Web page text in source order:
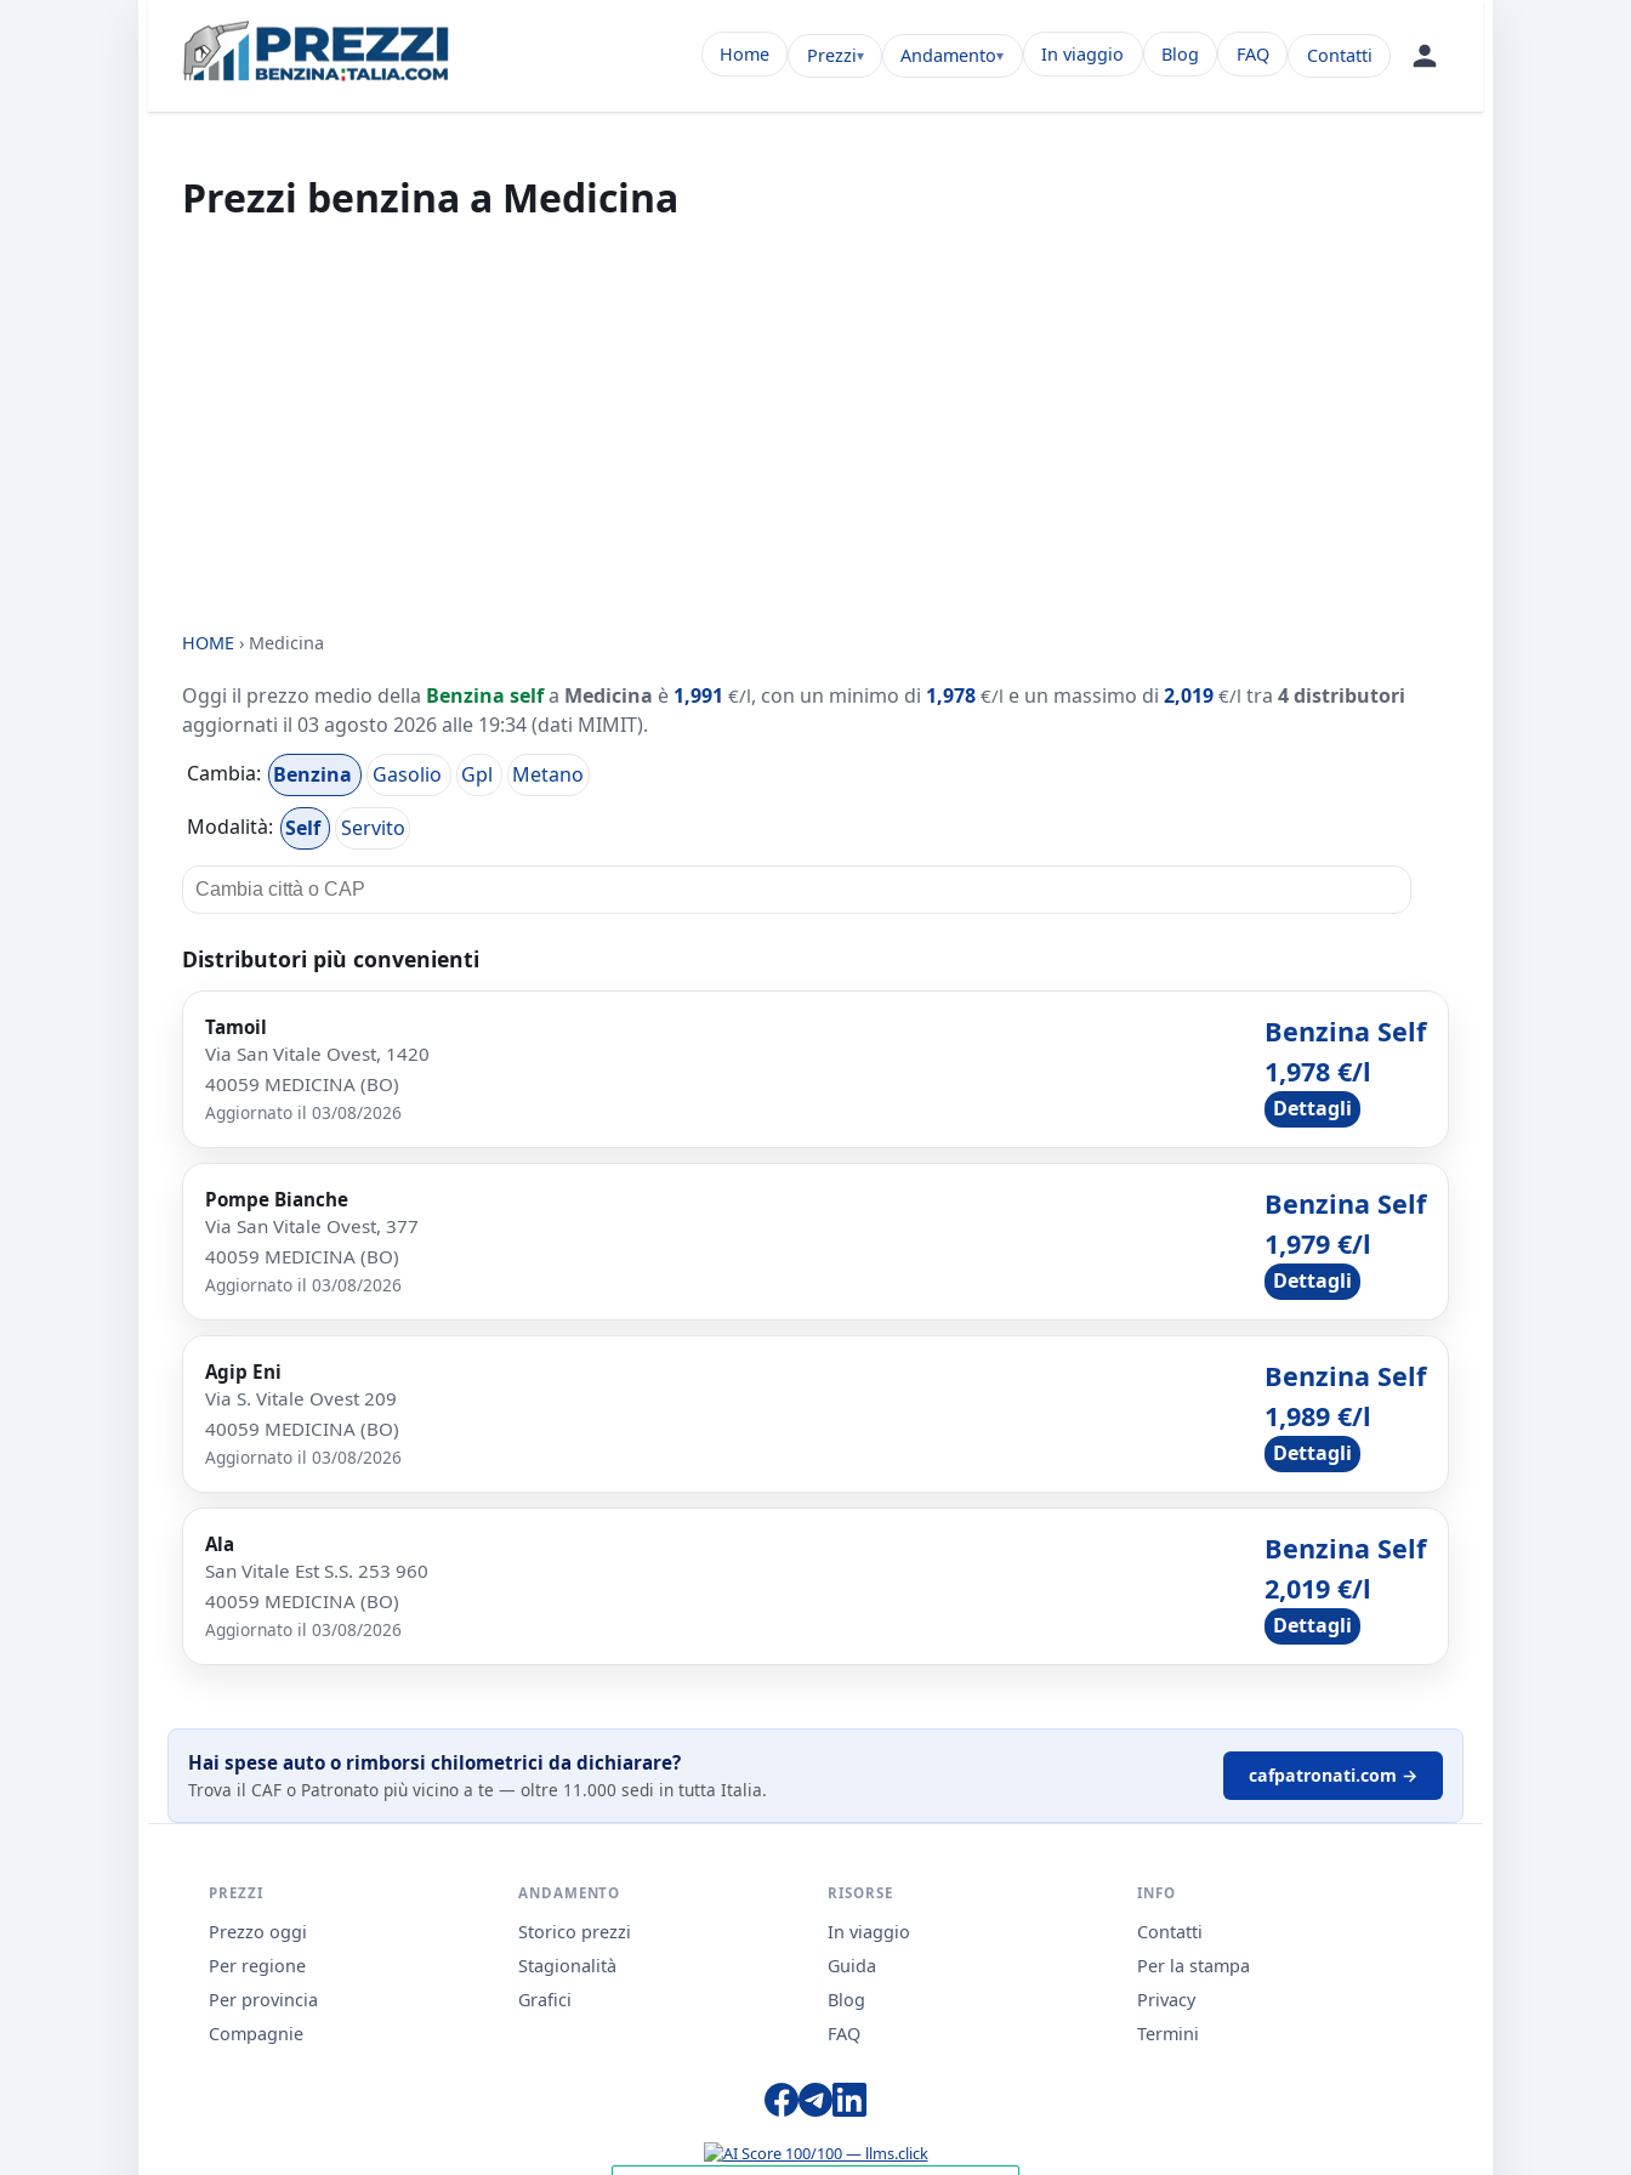
Home Prezzi Andamento In viaggio Blog FAQ Contatti
Prezzi benzina a Medicina
HOME › Medicina
Oggi il prezzo medio della Benzina selfa Medicina è 1,991 €/l, con un minimo di 1,978 €/l e un massimo di 2,019 €/l tra 4 distributori
aggiornati il 03 agosto 2026 alle 19:34(dati MIMIT).
Cambia: Benzina Gasolio Gpl
Metano
Modalità: Self Servito
Distributori più convenienti
Tamoil
Via San Vitale Ovest, 1420
40059 MEDICINA (BO)
Aggiornato il 03/08/2026
Benzina Self
1,978 €/l
Dettagli
Pompe Bianche
Via San Vitale Ovest, 377
40059 MEDICINA (BO)
Aggiornato il 03/08/2026
Benzina Self
1,979 €/l
Dettagli
Agip Eni
Via S. Vitale Ovest 209
40059 MEDICINA (BO)
Aggiornato il 03/08/2026
Benzina Self
1,989 €/l
Dettagli
Ala
San Vitale Est S.S. 253 960
40059 MEDICINA (BO)
Aggiornato il 03/08/2026
Benzina Self
2,019 €/l
Dettagli
Hai spese auto o rimborsi chilometrici da dichiarare?
Trova il CAF o Patronato più vicino a te — oltre 11.000 sedi in tutta Italia.
cafpatronati.com →
PREZZI
Prezzo oggi
Per regione
Per provincia
Compagnie
ANDAMENTO
Storico prezzi
Stagionalità
Grafici
RISORSE
In viaggio
Guida
Blog
FAQ
INFO
Contatti
Per la stampa
Privacy
Termini